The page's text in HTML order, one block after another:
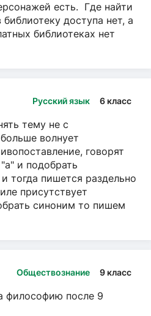
есть. Где найти
доступа нет, а
библиотеках нет
Русский язык 6 класс
тему не с
волнует
говорят
и подобрать
тогда пишется раздельно
присутствует
синоним то пишем
Обществознание 9 класс
философию после 9